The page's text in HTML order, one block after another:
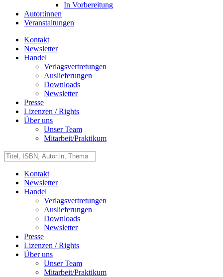
In Vorbereitung
Autor:innen
Veranstaltungen
Kontakt
Newsletter
Handel
Verlagsvertretungen
Auslieferungen
Downloads
Newsletter
Presse
Lizenzen / Rights
Über uns
Unser Team
Mitarbeit/Praktikum
Kontakt
Newsletter
Handel
Verlagsvertretungen
Auslieferungen
Downloads
Newsletter
Presse
Lizenzen / Rights
Über uns
Unser Team
Mitarbeit/Praktikum